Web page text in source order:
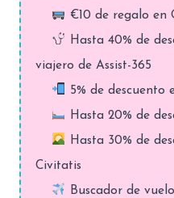
€10 de regalo en
Hasta 40% de
viajero de Assist-365
5% de descuento
Hasta 20% de
Hasta 30% de
Civitatis
Buscador de